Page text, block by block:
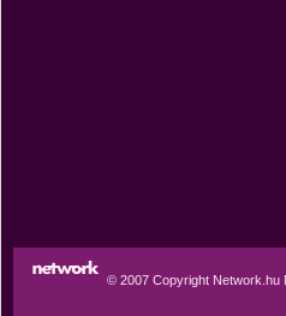
© 2007 Copyright Network.hu